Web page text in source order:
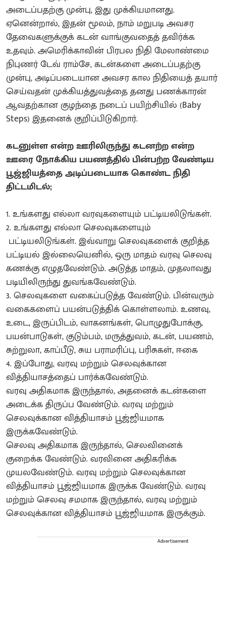
அடைப்பதற்கு முன்பு, இது முக்கியமானது.
ஏனென்றால், இதன் மூலம், நாம் மறுபடி அவசர
தேவைகளுக்குக் கடன் வாங்குவதைத் தவிர்க்க
உதவும். அமெரிக்காவின் பிரபல நிதி மேலாண்மை
நிபுணர் டேவ் ராம்சே, கடன்களை அடைப்பதற்கு
முன்பு, அடிப்படையான அவசர கால நிதியைத் தயார்
செய்வதன் முக்கியத்துவத்தை தனது பணக்காரன்
ஆவதற்கான குழந்தை நடைப் பயிற்சியில் (Baby
Steps) இதனைக் குறிப்பிடுகிறார்.
கடனுள்ள என்ற ஊரிலிருந்து கடனற்ற என்ற
ஊரை நோக்கிய பயணத்தில் பின்பற்ற வேண்டிய
பூஜ்ஜியத்தை அடிப்படையாக கொண்ட நிதி
திட்டமிடல்;
1. உங்களது எல்லா வரவுகளையும் பட்டியலிடுங்கள்.
2. உங்களது எல்லா செலவுகளையும்
பட்டியலிடுங்கள். இவ்வாறு செலவுகளைக் குறித்த
பட்டியல் இல்லையெனில், ஒரு மாதம் வரவு செலவு
கணக்கு எழுதவேண்டும். அடுத்த மாதம், முதலாவது
படியிலிருந்து துவங்கவேண்டும்.
3. செலவுகளை வகைப்படுத்த வேண்டும். பின்வரும்
வகைகளைப் பயன்படுத்திக் கொள்ளலாம். உணவு,
உடை, இருப்பிடம், வாகனங்கள், பொழுதுபோக்கு,
பயன்பாடுகள், குடும்பம், மருத்துவம், கடன், பயணம்,
சுற்றுலா, காப்பீடு, சுய பராமரிப்பு, பரிசுகள், ஈகை
4. இப்போது, வரவு மற்றும் செலவுக்கான
வித்தியாசத்தைப் பார்க்கவேண்டும்.
வரவு அதிகமாக இருந்தால், அதனைக் கடன்களை
அடைக்க திருப்ப வேண்டும். வரவு மற்றும்
செலவுக்கான வித்தியாசம் பூஜ்ஜியமாக
இருக்கவேண்டும்.
செலவு அதிகமாக இருந்தால், செலவினைக்
குறைக்க வேண்டும். வரவினை அதிகரிக்க
முயலவேண்டும். வரவு மற்றும் செலவுக்கான
வித்தியாசம் பூஜ்ஜியமாக இருக்க வேண்டும். வரவு
மற்றும் செலவு சமமாக இருந்தால், வரவு மற்றும்
செலவுக்கான வித்தியாசம் பூஜ்ஜியமாக இருக்கும்.
Advertisement